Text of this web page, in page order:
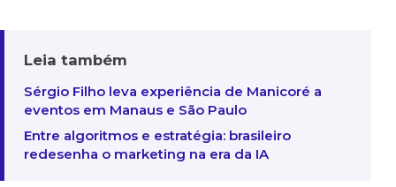
Leia também
Sérgio Filho leva experiência de Manicoré a
eventos em Manaus e São Paulo
Entre algoritmos e estratégia: brasileiro
redesenha o marketing na era da IA